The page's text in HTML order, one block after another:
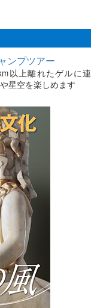
ンプツアー
以上離れたゲルに連
星空を楽しめます